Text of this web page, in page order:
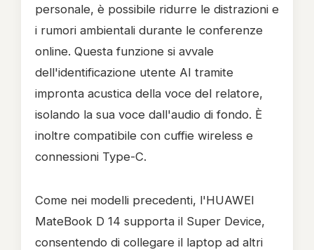
personale, è possibile ridurre le distrazioni e
i rumori ambientali durante le conferenze
online. Questa funzione si avvale
dell'identificazione utente AI tramite
impronta acustica della voce del relatore,
isolando la sua voce dall'audio di fondo. È
inoltre compatibile con cuffie wireless e
connessioni Type-C.
Come nei modelli precedenti, l'HUAWEI
MateBook D 14 supporta il Super Device,
consentendo di collegare il laptop ad altri